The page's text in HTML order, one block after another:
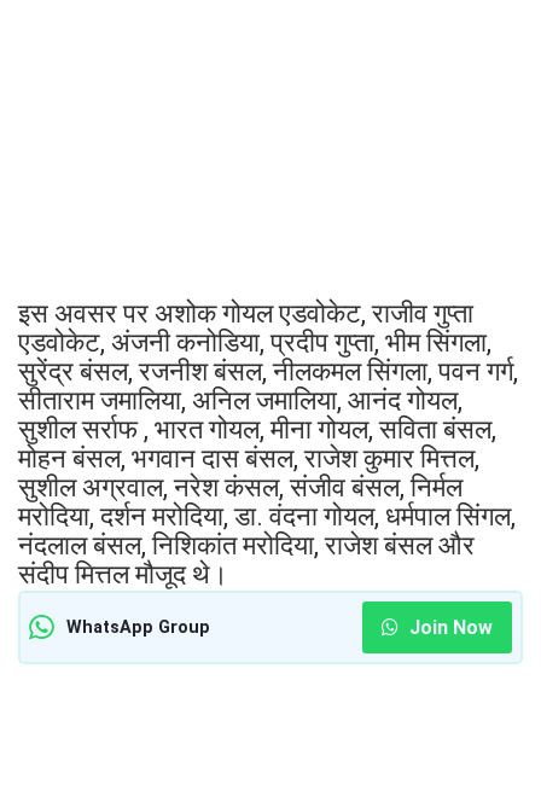
इस अवसर पर अशोक गोयल एडवोकेट, राजीव गुप्ता
एडवोकेट, अंजनी कनोडिया, प्रदीप गुप्ता, भीम सिंगला,
सुरेंद्र बंसल, रजनीश बंसल, नीलकमल सिंगला, पवन गर्ग,
सीताराम जमालिया, अनिल जमालिया, आनंद गोयल,
सुशील सर्राफ , भारत गोयल, मीना गोयल, सविता बंसल,
मोहन बंसल, भगवान दास बंसल, राजेश कुमार मित्तल,
सुशील अग्रवाल, नरेश कंसल, संजीव बंसल, निर्मल
मरोदिया, दर्शन मरोदिया, डा. वंदना गोयल, धर्मपाल सिंगल,
नंदलाल बंसल, निशिकांत मरोदिया, राजेश बंसल और
संदीप मित्तल मौजूद थे।
WhatsApp Group Join Now